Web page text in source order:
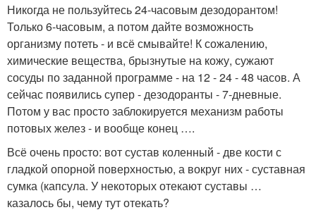
Никогда не пользуйтесь 24-часовым дезодорантом!
Только 6-часовым, а потом дайте возможность
организму потеть - и всё смывайте! К сожалению,
химические вещества, брызнутые на кожу, сужают
сосуды по заданной программе - на 12 - 24 - 48 часов. А
сейчас появились супер - дезодоранты - 7-дневные.
Потом у вас просто заблокируется механизм работы
потовых желез - и вообще конец ….
Всё очень просто: вот сустав коленный - две кости с
гладкой опорной поверхностью, а вокруг них - суставная
сумка (капсула. У некоторых отекают суставы …
казалось бы, чему тут отекать?